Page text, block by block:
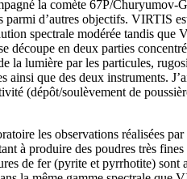
la comète 67P/
d’autres objectifs. VIRTIS
spectrale modérée tandis
découpe en deux parties
lumière par les particules,
ainsi que des deux instruments.
(dépôt/soulèvement de
les observations réalisées
à produire des poudres très
de fer (pyrite et pyrrhotite) sont